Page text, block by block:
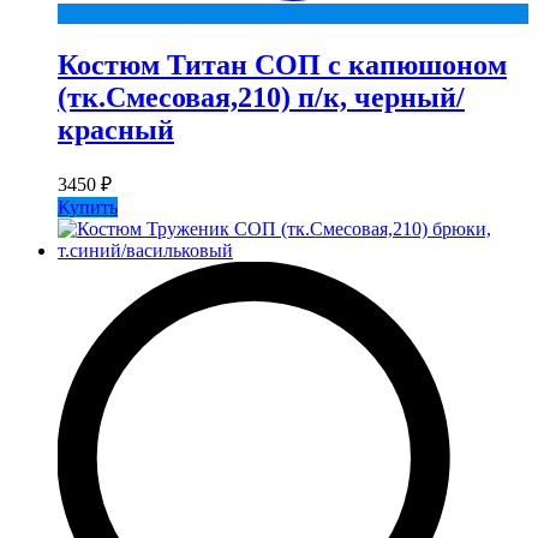
Костюм Титан СОП с капюшоном
(тк.Смесовая,210) п/к, черный/
красный
3450 ₽
Купить